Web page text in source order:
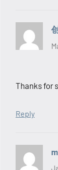
Thanks for
Reply